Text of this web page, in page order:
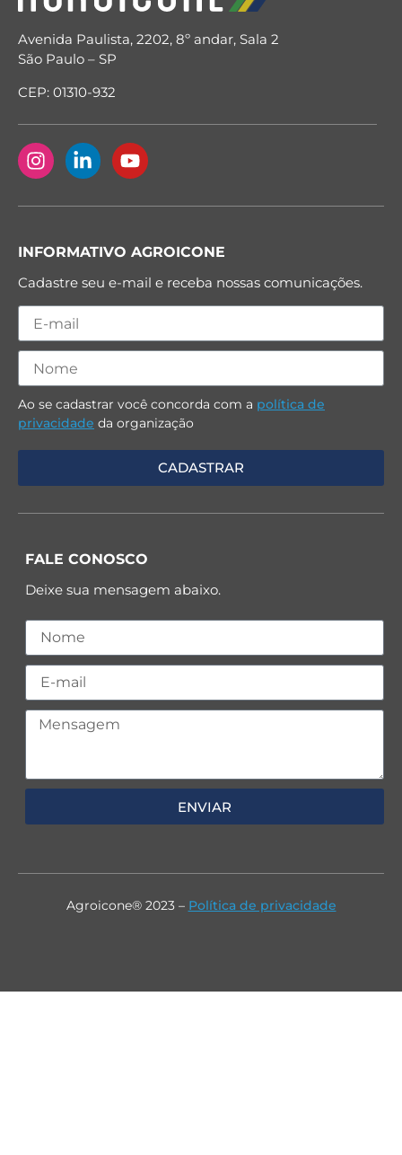
Avenida Paulista, 2202, 8º andar, Sala 2
São Paulo – SP
CEP: 01310-932
INFORMATIVO AGROICONE
Cadastre seu e-mail e receba nossas comunicações.
Ao se cadastrar você concorda com a política de
privacidade da organização
FALE CONOSCO
Deixe sua mensagem abaixo.
ENVIAR
Agroicone® 2023 – Política de privacidade